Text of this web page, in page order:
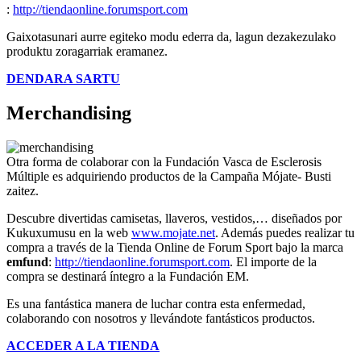
: http://tiendaonline.forumsport.com
Gaixotasunari aurre egiteko modu ederra da, lagun dezakezulako
produktu zoragarriak eramanez.
DENDARA SARTU
Merchandising
Otra forma de colaborar con la Fundación Vasca de Esclerosis
Múltiple es adquiriendo productos de la Campaña Mójate- Busti
zaitez.
Descubre divertidas camisetas, llaveros, vestidos,… diseñados por
Kukuxumusu en la web www.mojate.net. Además puedes realizar tu
compra a través de la Tienda Online de Forum Sport bajo la marca
emfund: http://tiendaonline.forumsport.com. El importe de la
compra se destinará íntegro a la Fundación EM.
Es una fantástica manera de luchar contra esta enfermedad,
colaborando con nosotros y llevándote fantásticos productos.
ACCEDER A LA TIENDA